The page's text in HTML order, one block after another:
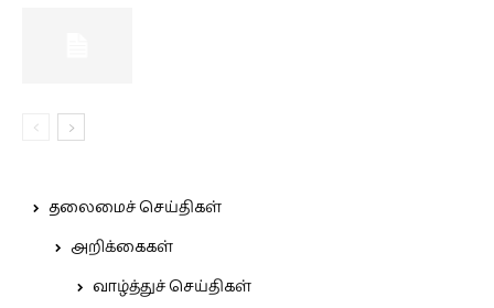
தலைமைச் செய்திகள்
அறிக்கைகள்
வாழ்த்துச் செய்திகள்